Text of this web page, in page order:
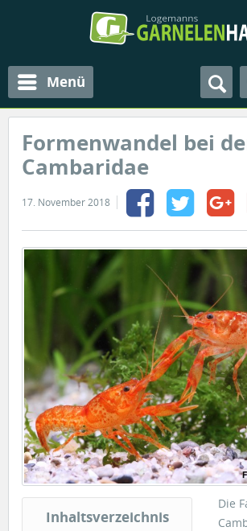
Menü
Formenwandel bei
Cambaridae
17. November 2018
Inhaltsverzeichnis
Die